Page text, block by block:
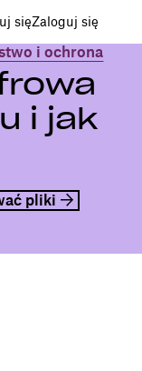
sięZaloguj się
i ochrona
i jak
pliki